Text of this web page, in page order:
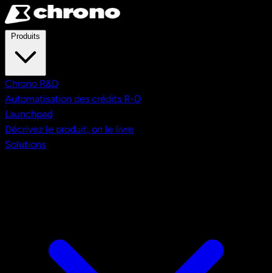
Aller au contenu principal
Chrono R&D
Automatisation des crédits R-D
Launchpad
Décrivez le produit, on le livre
Solutions